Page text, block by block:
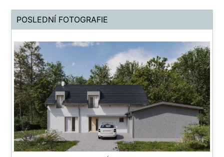
POSLEDNÍ FOTOGRAFIE